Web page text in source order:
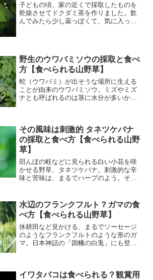
子どもの頃、家の近くで採取したものを
乾燥させてドクダミ茶を作りました。飲
んでみたら少し薬っぽくて、気に入った
野生のウワバミソウの採取と食べ
方【食べられる山野草】
蛇（ウワバミ）が出そうな場所に生える
ことが由来のウワバミソウ。ミズやミズ
ナとも呼ばれるのは茎に水分が多いから
ワバミソウ（蟒蛇草）：...
その風味は刺激的 タネツケバナ
の採取と食べ方【食べられる山野
草】
田んぼの畦などに見られる白い小花を咲
かせる野草、タネツケバナ。刺激的な辛
味と苦味は、まるでハーブのよう。そん
情報 タネツケバナ（種漬花）：アブラナ
科タネツケバナ属 一年...
水辺のフランクフルト？ガマの食
べ方【食べられる山野草】
休耕田など見かける、まるでソーセージ
のようなフランクフルトのような形のガ
マ。日本神話の「因幡の白兎」にも登場
とをまとめました。ガマの...
イワタバコは食べられる？観賞用